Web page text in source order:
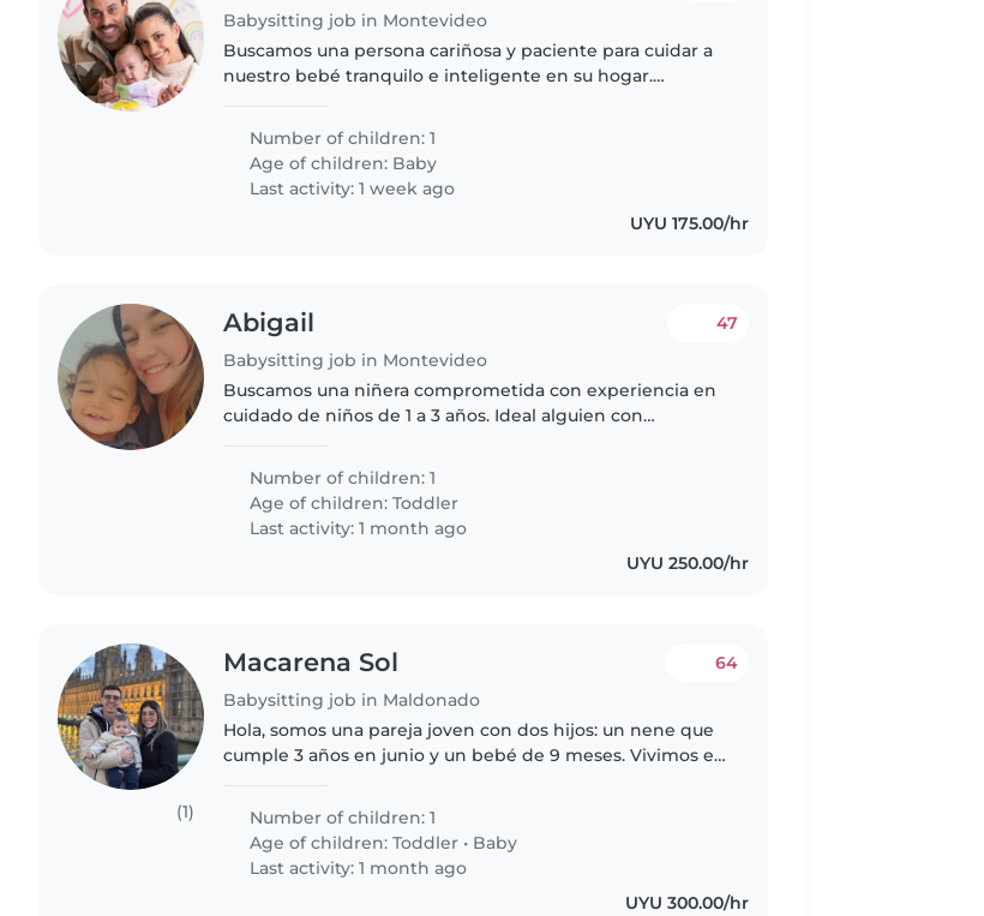
Babysitting job in Montevideo
Buscamos una persona cariñosa y paciente para cuidar a
nuestro bebé tranquilo e inteligente en su hogar.
tienes experiencia en..
Number of children: 1
Age of children: Baby
Last activity: 1 week ago
UYU 175.00/hr
Abigail
Babysitting job in Montevideo
47
Buscamos una niñera comprometida con experiencia en
cuidado de niños de 1 a 3 años. Ideal alguien con
familiar tranquilo y acogedor..
Number of children: 1
Age of children:Toddler
Last activity: 1 month ago
UYU 250.00/hr
(1)
Macarena Sol
Babysitting job in Maldonado
64
Hola, somos una pareja joven con dos hijos: un nene que
cumple 3 años en junio y un bebé de 9 meses. Vivimos en
que nos ayude..
Number of children: 1
Age of children:Toddler • Baby
Last activity: 1 month ago
UYU 300.00/hr